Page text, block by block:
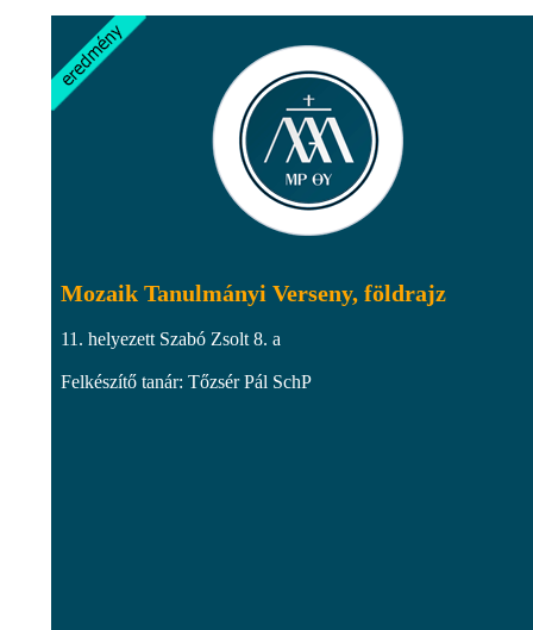
Mozaik Tanulmányi Verseny, földrajz
11. helyezett Szabó Zsolt 8. a
Felkészítő tanár: Tőzsér Pál SchP